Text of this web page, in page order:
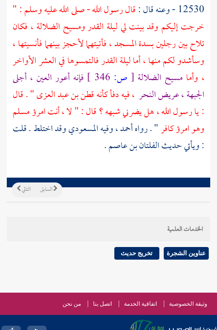
12530 - وعنه قال :
قال رسول الله - صلى الله عليه وسلم : "
خرجت إليكم وقد بينت لي ليلة القدر ومسيح الضلالة ، فكان
تلاح بين رجلين بسدة المسجد ، فأتيتهما لأحجز بينهما فأنسيتها ،
وسأشدو لكم منها ، أما ليلة القدر فالتمسوها في العشر الأواخر
، وأمامسيح الضلالة [ ص:
فإنه أعور العين ، أجلى
الجبهة ، عريض النحر ، فيه دفأ كأنهقطن بن عبد العزى" . قال
: يا رسول الله ، هل يضرني شبهه ؟ قال : " لا ، أنت امرؤ مسلم
وهو امرؤ كافر" . رواهأحمد، وفيهالمسعوديوقد اختلط . قلت
: ويأتي حديثالفلتان بن عاصم.
التالي السابق
الخدمات العلمية
عناوين الشجرة تخريج حديث
وثيقة الخصوصية اتفاقية الخدمة اتصل بنا من نحن